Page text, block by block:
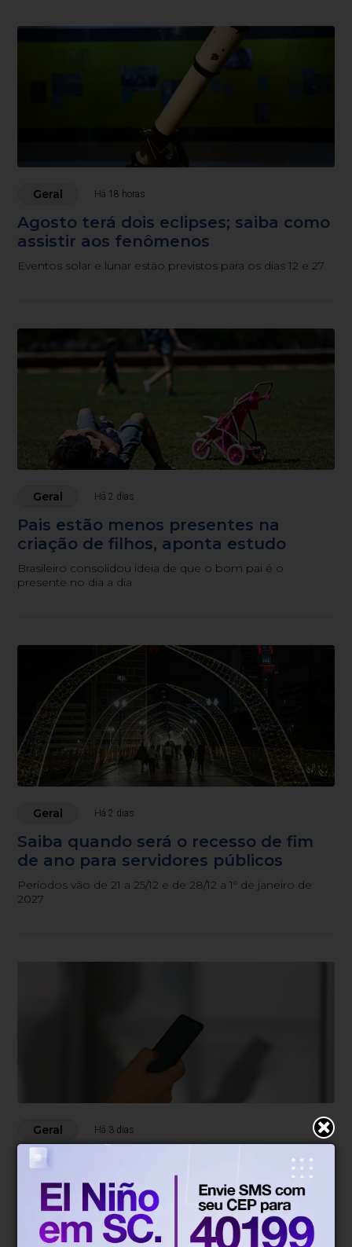
Geral Há 18 horas
Agosto terá dois eclipses; saiba como
assistir aos fenômenos
Eventos solar e lunar estão previstos para os dias 12 e 27
Geral Há 2 dias
Pais estão menos presentes na
criação de filhos, aponta estudo
Brasileiro consolidou ideia de que o bom pai é o
presente no dia a dia
Geral Há 2 dias
Saiba quando será o recesso de fim
de ano para servidores públicos
Períodos vão de 21 a 25/12 e de 28/12 a 1º de janeiro de
2027
Geral Há 3 dias
Mais de 830 mil celulares foram
subtraídos em 2025, aponta relatório
Roubos recuaram 18,6%; enquanto os furtos aumentaram
0,9%